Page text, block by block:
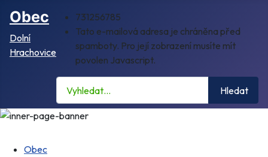
Obec
Dolní
Hrachovice
731256785
Tato e-mailová adresa je chráněna před
spamboty. Pro její zobrazení musíte mít
povolen Javascript.
Hledat
Obec